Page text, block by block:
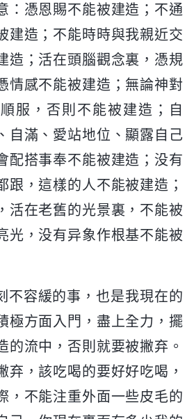
：憑恩賜不能被建造；不通
建造；不能時時與我親近交
造；活在頭腦觀念裏，憑規
情感不能被建造；無論神對
服，否則不能被建造；自
自滿、愛站地位、顯露自己
配搭事奉不能被建造；没有
跟，這樣的人不能被建造；
活在老舊的光景裏，不能被
光，没有异象作根基不能被
不容緩的事，也是我現在的
極方面入門，盡上全力，擺
的流中，否則就要被撇弃。
弃，該吃喝的要好好吃喝，
，不能注重外面一些皮毛的